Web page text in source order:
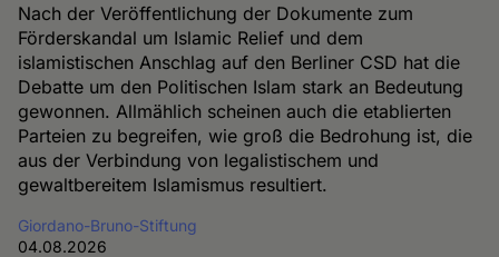
Nach der Veröffentlichung der Dokumente zum
Förderskandal um Islamic Relief und dem
islamistischen Anschlag auf den Berliner CSD hat die
Debatte um den Politischen Islam stark an Bedeutung
gewonnen. Allmählich scheinen auch die etablierten
Parteien zu begreifen, wie groß die Bedrohung ist, die
aus der Verbindung von legalistischem und
gewaltbereitem Islamismus resultiert.
Giordano-Bruno-Stiftung
04.08.2026